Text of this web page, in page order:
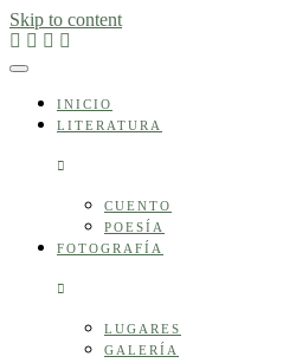
Skip to content
INICIO
LITERATURA
CUENTO
POESÍA
FOTOGRAFÍA
LUGARES
GALERÍA